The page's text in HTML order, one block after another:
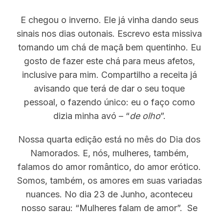
o
r
:
E chegou o inverno. Ele já vinha dando seus
sinais nos dias outonais. Escrevo esta missiva
tomando um chá de maçã bem quentinho. Eu
gosto de fazer este chá para meus afetos,
inclusive para mim. Compartilho a receita já
avisando que terá de dar o seu toque
pessoal, o fazendo único: eu o faço como
dizia minha avó – “de olho”.
Nossa quarta edição está no mês do Dia dos
Namorados. E, nós, mulheres, também,
falamos do amor romântico, do amor erótico.
Somos, também, os amores em suas variadas
nuances. No dia 23 de Junho, aconteceu
nosso sarau: “Mulheres falam de amor”. Se